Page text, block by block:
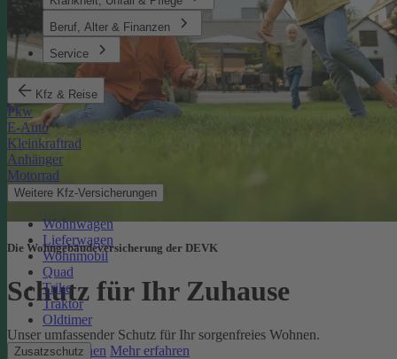
Beruf, Alter & Finanzen
Service
Kfz & Reise
Pkw
E-Auto
Kleinkraftrad
Anhänger
Motorrad
Weitere Kfz-Versicherungen
Wohnwagen
Lieferwagen
Wohnmobil
Quad
Trike
Traktor
Oldtimer
Zusatzschutz
Die Wohngebäudeversicherung der DEVK
Schutz für Ihr Zuhause
Unser umfassender Schutz für Ihr sorgenfreies Wohnen.
Online berechnen Mehr erfahren